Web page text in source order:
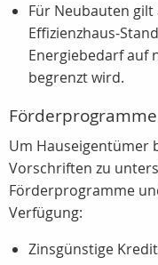
Für Neubauten
Effizienzhaus-
Energiebedarf auf
begrenzt wird.
Um Hauseigentümer
Vorschriften zu
Förderprogramme
Verfügung:
Zinsgünstige